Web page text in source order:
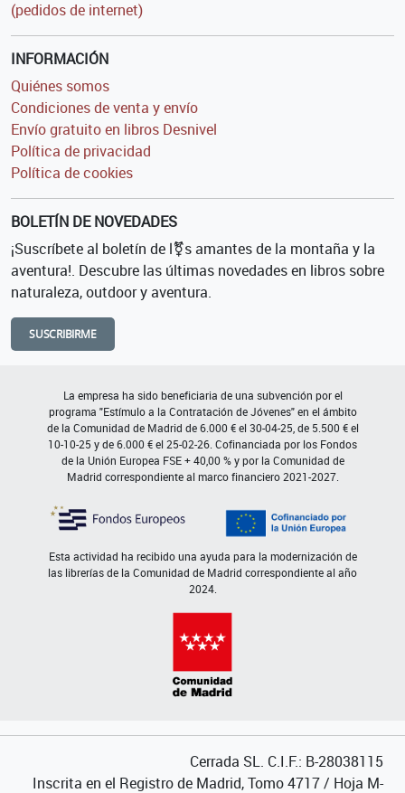
(pedidos de internet)
INFORMACIÓN
Quiénes somos
Condiciones de venta y envío
Envío gratuito en libros Desnivel
Política de privacidad
Política de cookies
BOLETÍN DE NOVEDADES
¡Suscríbete al boletín de l⚧s amantes de la montaña y la
aventura!. Descubre las últimas novedades en libros sobre
naturaleza, outdoor y aventura.
SUSCRIBIRME
La empresa ha sido beneficiaria de una subvención por el
programa "Estímulo a la Contratación de Jóvenes" en el ámbito
de la Comunidad de Madrid de 6.000 € el 30-04-25, de 5.500 € el
10-10-25 y de 6.000 € el 25-02-26. Cofinanciada por los Fondos
de la Unión Europea FSE + 40,00 % y por la Comunidad de
Madrid correspondiente al marco financiero 2021-2027.
Esta actividad ha recibido una ayuda para la modernización de
las librerías de la Comunidad de Madrid correspondiente al año
2024.
Cerrada SL. C.I.F.: B-28038115
Inscrita en el Registro de Madrid, Tomo 4717 / Hoja M-